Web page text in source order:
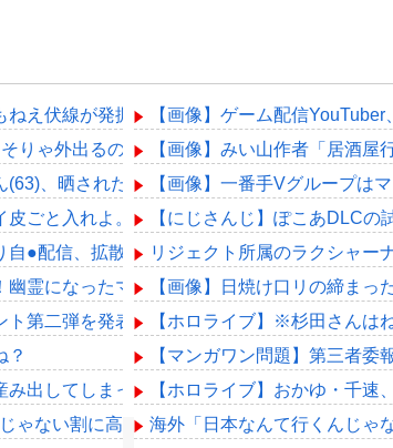
ねえ伏線が発掘される。クルタ族の虐殺犯人が
りゃ外出るのにボディガードつけるわ…
、晒されたLINEが面白すぎるｗｗｗｗｗｗ
皮ごと入れよ。これ美容にいいんだよね〜」→
自●配信、拡散されまくって終わるｗｗｗｗｗ
幽霊になったマジラボうるさくて草
ト第二弾を発表！！本日18時に詳細公開
？
み出してしまったようやね…
ゃない割に高そうという恐竜デッキの宿命を
【画像】ゲーム配信
【画像】みい山作者「居酒屋
【画像】一番手Vグループは
【にじさんじ】ぽこあDLC
リジェクト所属のラクシャー
【画像】日焼け口リの締まっ
【ホロライブ】※杉田さんは
【マンガワン問題】第三者委
【ホロライブ】おかゆ・千
海外「日本なんて行くんじゃ